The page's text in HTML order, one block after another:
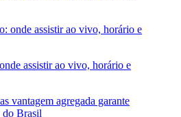
assistir ao vivo, horário e